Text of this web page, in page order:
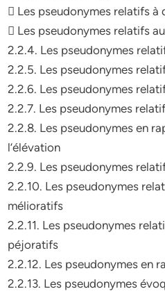
 Les pseudonymes relatifs à
 Les pseudonymes relatifs
2.2.4. Les pseudonymes
2.2.5. Les pseudonymes
2.2.6. Les pseudonymes
2.2.7. Les pseudonymes
2.2.8. Les pseudonymes en
l’élévation
2.2.9. Les pseudonymes
2.2.10. Les pseudonymes
mélioratifs
2.2.11. Les pseudonymes
péjoratifs
2.2.12. Les pseudonymes en
2.2.13. Les pseudonymes